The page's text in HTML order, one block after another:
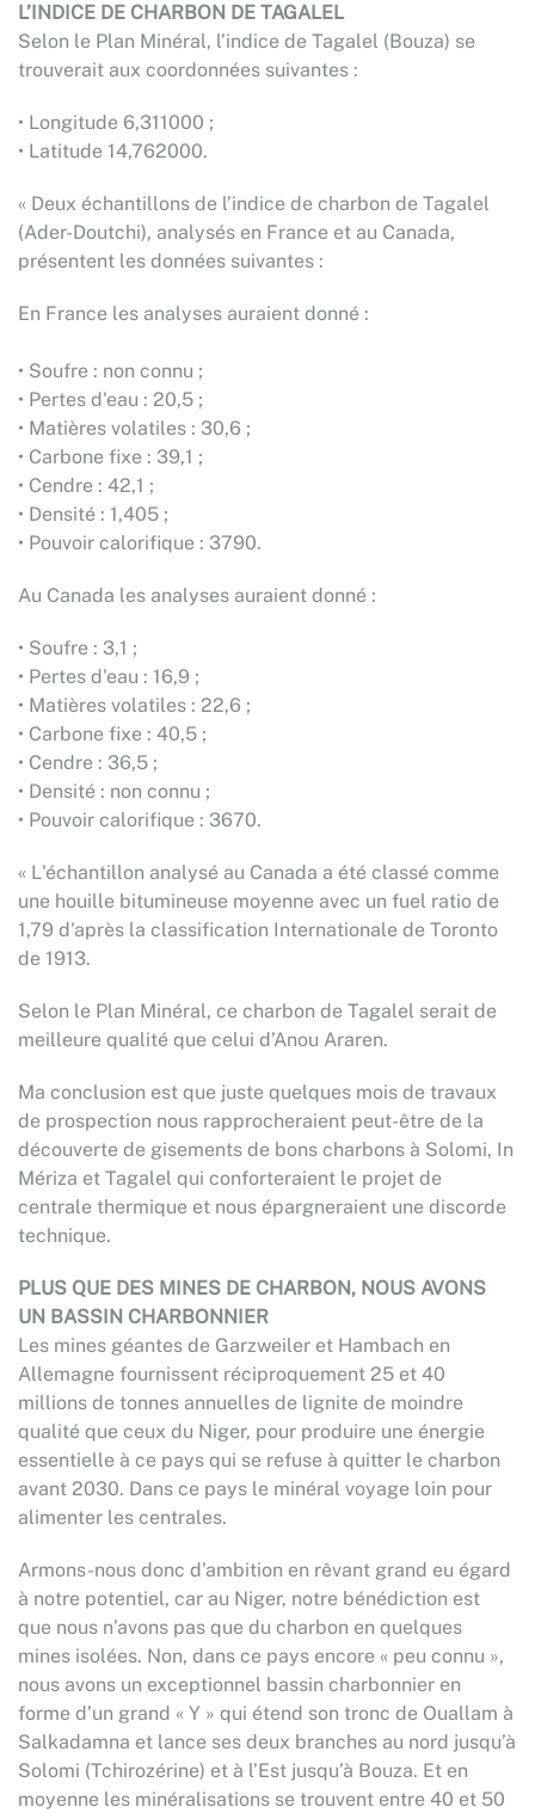
L’INDICE DE CHARBON DE TAGALEL
Selon le Plan Minéral, l’indice de Tagalel (Bouza) se
trouverait aux coordonnées suivantes :
• Longitude 6,311000 ;
• Latitude 14,762000.
« Deux échantillons de l’indice de charbon de Tagalel
(Ader-Doutchi), analysés en France et au Canada,
présentent les données suivantes :
En France les analyses auraient donné :
• Soufre : non connu ;
• Pertes d'eau : 20,5 ;
• Matières volatiles : 30,6 ;
• Carbone fixe : 39,1 ;
• Cendre : 42,1 ;
• Densité : 1,405 ;
• Pouvoir calorifique : 3790.
Au Canada les analyses auraient donné :
• Soufre : 3,1 ;
• Pertes d'eau : 16,9 ;
• Matières volatiles : 22,6 ;
• Carbone fixe : 40,5 ;
• Cendre : 36,5 ;
• Densité : non connu ;
• Pouvoir calorifique : 3670.
« L'échantillon analysé au Canada a été classé comme
une houille bitumineuse moyenne avec un fuel ratio de
1,79 d'après la classification Internationale de Toronto
de 1913.
Selon le Plan Minéral, ce charbon de Tagalel serait de
meilleure qualité que celui d’Anou Araren.
Ma conclusion est que juste quelques mois de travaux
de prospection nous rapprocheraient peut-être de la
découverte de gisements de bons charbons à Solomi, In
Mériza et Tagalel qui conforteraient le projet de
centrale thermique et nous épargneraient une discorde
technique.
PLUS QUE DES MINES DE CHARBON, NOUS AVONS
UN BASSIN CHARBONNIER
Les mines géantes de Garzweiler et Hambach en
Allemagne fournissent réciproquement 25 et 40
millions de tonnes annuelles de lignite de moindre
qualité que ceux du Niger, pour produire une énergie
essentielle à ce pays qui se refuse à quitter le charbon
avant 2030. Dans ce pays le minéral voyage loin pour
alimenter les centrales.
Armons-nous donc d’ambition en rêvant grand eu égard
à notre potentiel, car au Niger, notre bénédiction est
que nous n’avons pas que du charbon en quelques
mines isolées. Non, dans ce pays encore « peu connu »,
nous avons un exceptionnel bassin charbonnier en
forme d’un grand « Y » qui étend son tronc de Ouallam à
Salkadamna et lance ses deux branches au nord jusqu’à
Solomi (Tchirozérine) et à l’Est jusqu’à Bouza. Et en
moyenne les minéralisations se trouvent entre 40 et 50